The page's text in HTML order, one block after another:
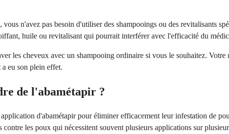
n'avez pas besoin d'utiliser des shampooings ou des revitalisants
huile ou revitalisant qui pourrait interférer avec l'efficacité du
les cheveux avec un shampooing ordinaire si vous le souhaitez.
a eu son plein effet.
de l'abamétapir ?
d'abamétapir pour éliminer efficacement leur infestation de
les poux qui nécessitent souvent plusieurs applications sur